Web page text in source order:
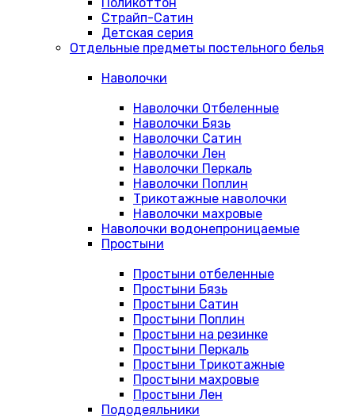
Страйп-Сатин
Детская серия
Отдельные предметы постельного белья
Наволочки
Наволочки Отбеленные
Наволочки Бязь
Наволочки Сатин
Наволочки Лен
Наволочки Перкаль
Наволочки Поплин
Трикотажные наволочки
Наволочки махровые
Наволочки водонепроницаемые
Простыни
Простыни отбеленные
Простыни Бязь
Простыни Сатин
Простыни Поплин
Простыни на резинке
Простыни Перкаль
Простыни Трикотажные
Простыни махровые
Простыни Лен
Пододеяльники